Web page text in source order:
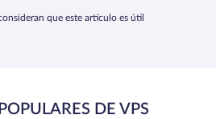
que este artículo es útil
DE VPS